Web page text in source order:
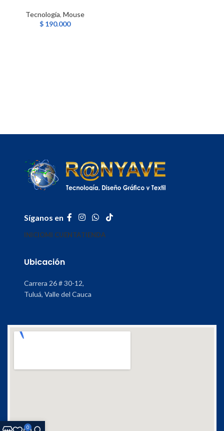
Tecnología, Mouse
$190.000
Síganos en
INICIOMI CUENTATIENDA
Ubicación
Carrera 26 # 30-12,
Tuluá, Valle del Cauca
0